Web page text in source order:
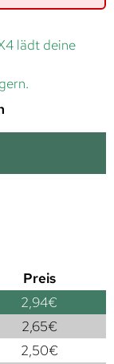
lädt deine
Preis
2,94€
2,65€
2,50€